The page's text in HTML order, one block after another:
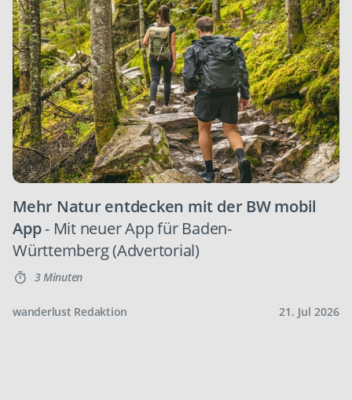
Mehr Natur entdecken mit der BW mobil
App- Mit neuer App für Baden-
Württemberg (Advertorial)
3 Minuten
wanderlust Redaktion 21. Jul 2026